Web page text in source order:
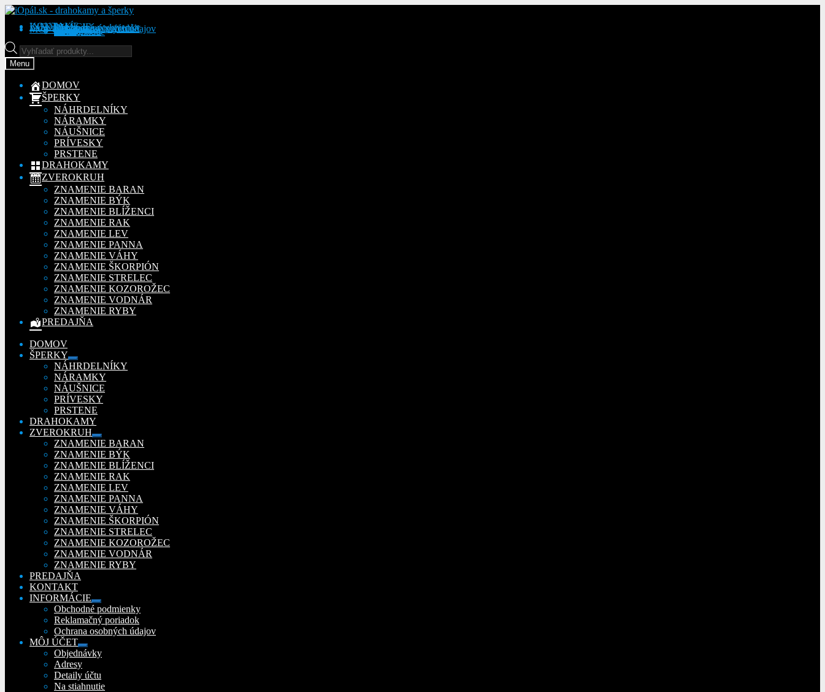
Preskočiť
navigáciu
Preskočiť
obsah
KONTAKT
INFORMÁCIE
Obchodné podmienky
Reklamačný poriadok
Ochrana osobných údajov
MÔJ ÚČETObjednávky
Adresy
Detaily účtu
Na stiahnutie
Products
search
Menu
DOMOV
ŠPERKY
NÁHRDELNÍKY
NÁRAMKY
NÁUŠNICE
PRÍVESKY
PRSTENE
DRAHOKAMY
ZVEROKRUH
ZNAMENIE BARAN
ZNAMENIE BÝK
ZNAMENIE BLÍŽENCI
ZNAMENIE RAK
ZNAMENIE LEV
ZNAMENIE PANNA
ZNAMENIE VÁHY
ZNAMENIE ŠKORPIÓN
ZNAMENIE STRELEC
ZNAMENIE KOZOROŽEC
ZNAMENIE VODNÁR
ZNAMENIE RYBY
PREDAJŇA
DOMOV
ŠPERKY
Rozbaliť
podradené
menu
NÁHRDELNÍKY
NÁRAMKY
NÁUŠNICE
PRÍVESKY
PRSTENE
DRAHOKAMY
ZVEROKRUH
Rozbaliť
podradené
menu
ZNAMENIE BARAN
ZNAMENIE BÝK
ZNAMENIE BLÍŽENCI
ZNAMENIE RAK
ZNAMENIE LEV
ZNAMENIE PANNA
ZNAMENIE VÁHY
ZNAMENIE ŠKORPIÓN
ZNAMENIE STRELEC
ZNAMENIE KOZOROŽEC
ZNAMENIE VODNÁR
ZNAMENIE RYBY
PREDAJŇA
KONTAKT
INFORMÁCIE
Rozbaliť
podradené
menu
Obchodné podmienky
Reklamačný poriadok
Ochrana osobných údajov
MÔJ ÚČET
Rozbaliť
podradené
Objednávky
Adresy
Detaily účtu
Na stiahnutie